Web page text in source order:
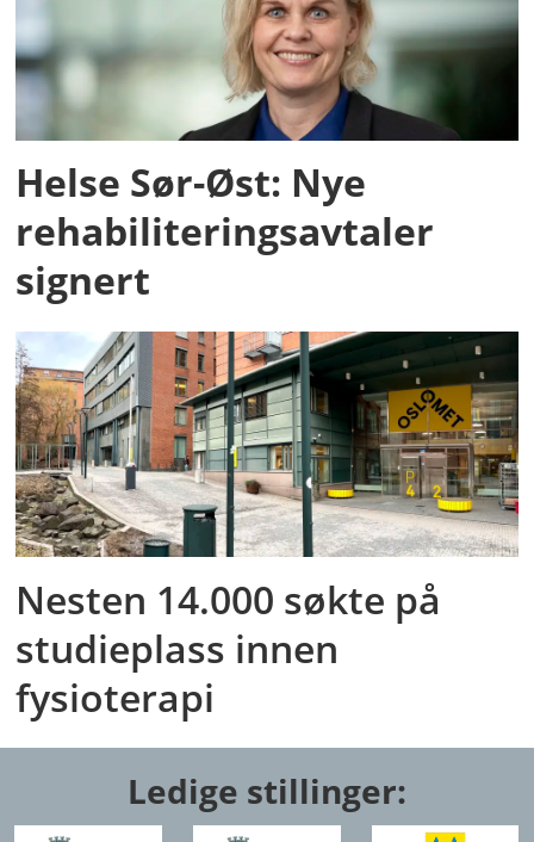
Helse Sør-Øst: Nye
rehabiliteringsavtaler
signert
Nesten 14.000 søkte på
studieplass innen
fysioterapi
Ledige stillinger: